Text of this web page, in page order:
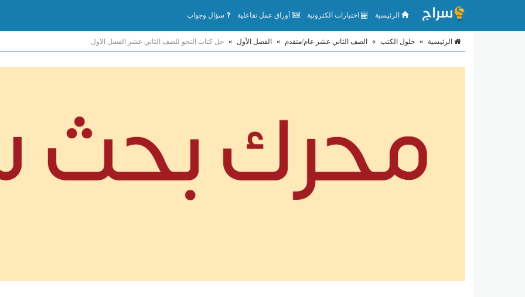
الرئيسية اختبارات الكترونية أوراق عمل تفاعلية سؤال وجواب
الرئيسية » حلول الكتب » الصف الثاني عشر عام/متقدم » الفصل الأول » حل كتاب التحو للصف الثاني عشر الفصل الاول